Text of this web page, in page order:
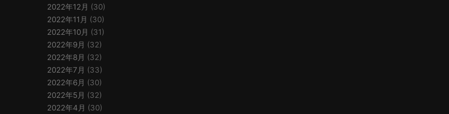
2022年12月 (30)
2022年11月 (30)
2022年10月 (31)
2022年9月 (32)
2022年8月 (32)
2022年7月 (33)
2022年6月 (30)
2022年5月 (32)
2022年4月 (30)